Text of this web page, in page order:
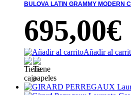
BULOVA LATIN GRAMMY MODERN
695,00€
Añadir al